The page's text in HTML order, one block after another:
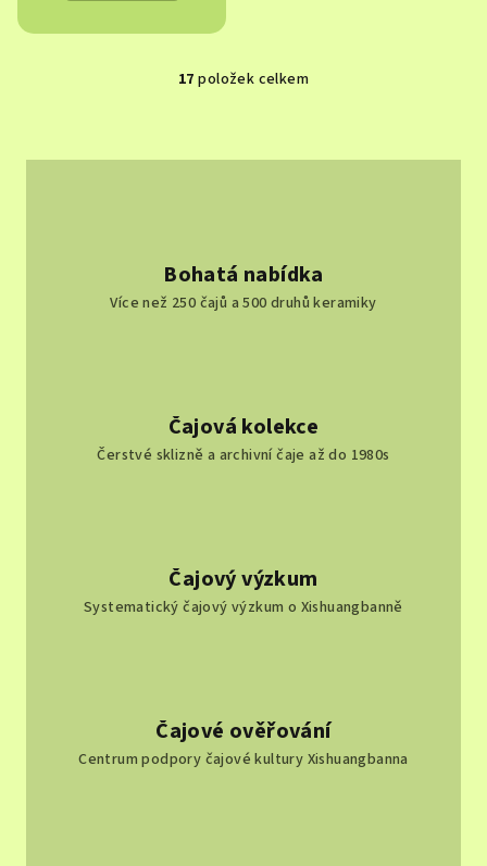
O
á
í
p
r
v
ý
p
17 položek celkem
Bohatá nabídka
Více než 250 čajů a 500 druhů keramiky
Čajová kolekce
Čerstvé sklizně a archivní čaje až do 1980s
Čajový výzkum
Systematický čajový výzkum o Xishuangbanně
Čajové ověřování
Centrum podpory čajové kultury Xishuangbanna